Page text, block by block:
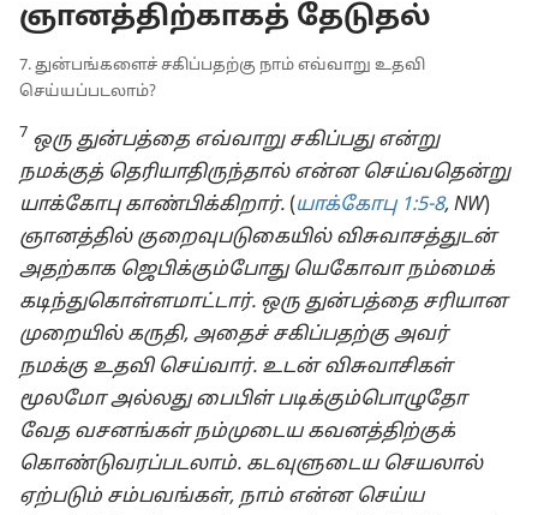
ஞானத்திற்காகத் தேடுதல்
7. துன்பங்களைச் சகிப்பதற்கு நாம் எவ்வாறு உதவி
செய்யப்படலாம்?
7 ஒரு துன்பத்தை எவ்வாறு சகிப்பது என்று
நமக்குத் தெரியாதிருந்தால் என்ன செய்வதென்று
யாக்கோபு காண்பிக்கிறார். (யாக்கோபு 1:5-8, NW)
ஞானத்தில் குறைவுபடுகையில் விசுவாசத்துடன்
அதற்காக ஜெபிக்கும்போது யெகோவா நம்மைக்
கடிந்துகொள்ளமாட்டார். ஒரு துன்பத்தை சரியான
முறையில் கருதி, அதைச் சகிப்பதற்கு அவர்
நமக்கு உதவி செய்வார். உடன் விசுவாசிகள்
மூலமோ அல்லது பைபிள் படிக்கும்பொழுதோ
வேத வசனங்கள் நம்முடைய கவனத்திற்குக்
கொண்டுவரப்படலாம். கடவுளுடைய செயலால்
ஏற்படும் சம்பவங்கள், நாம் என்ன செய்ய